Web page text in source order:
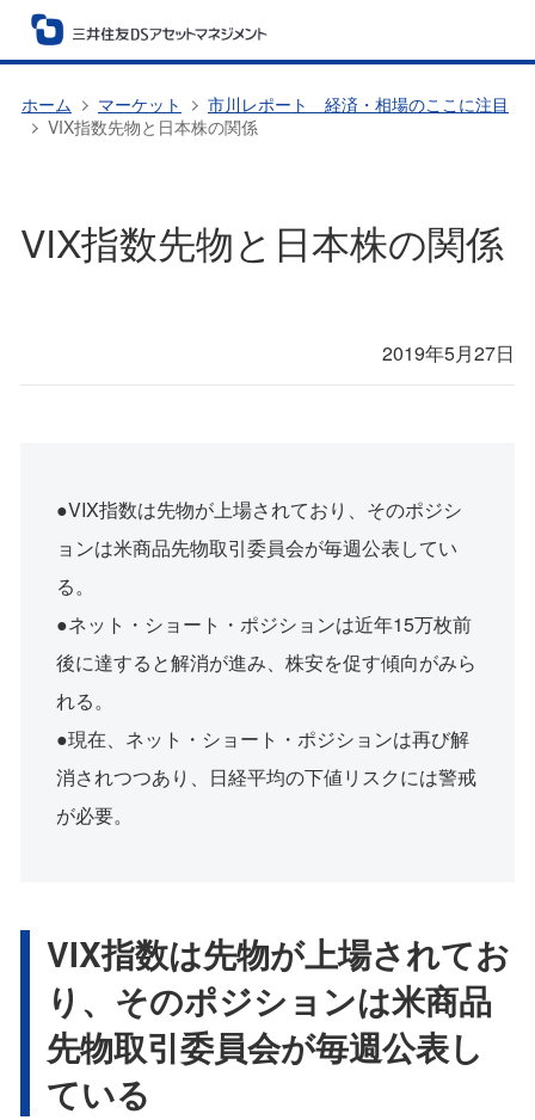
ホーム マーケット
市川レポート 経済・相場のここに注目
VIX指数先物と日本株の関係
VIX指数先物と日本株の関係
2019年5月27日
●VIX指数は先物が上場されており、そのポジシ
ョンは米商品先物取引委員会が毎週公表してい
る。
●ネット・ショート・ポジションは近年15万枚前
後に達すると解消が進み、株安を促す傾向がみら
れる。
●現在、ネット・ショート・ポジションは再び解
消されつつあり、日経平均の下値リスクには警戒
が必要。
VIX指数は先物が上場されてお
り、そのポジションは米商品
先物取引委員会が毎週公表し
ている